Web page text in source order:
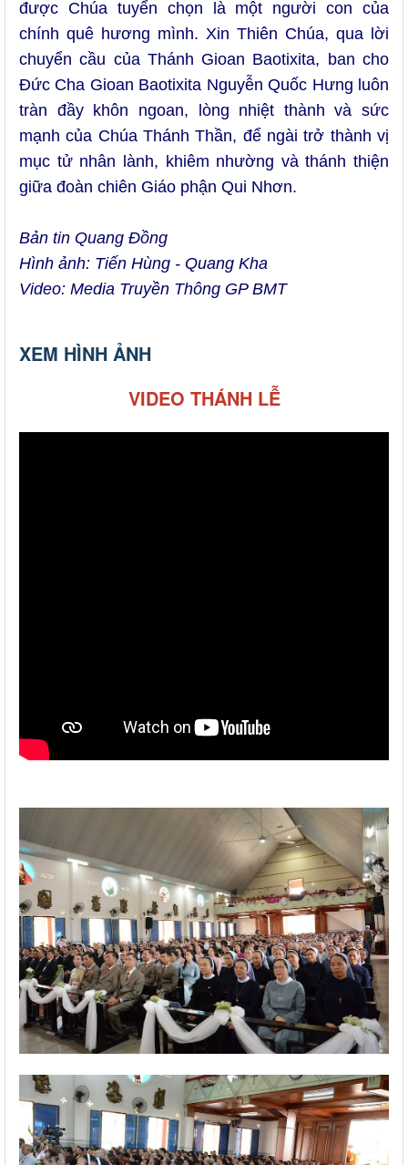
được Chúa tuyển chọn là một người con của
chính quê hương mình. Xin Thiên Chúa, qua lời
chuyển cầu của Thánh Gioan Baotixita, ban cho
Đức Cha Gioan Baotixita Nguyễn Quốc Hưng luôn
tràn đầy khôn ngoan, lòng nhiệt thành và sức
mạnh của Chúa Thánh Thần, để ngài trở thành vị
mục tử nhân lành, khiêm nhường và thánh thiện
giữa đoàn chiên Giáo phận Qui Nhơn.
Bản tin Quang Đồng
Hình ảnh: Tiến Hùng - Quang Kha
Video: Media Truyền Thông GP BMT
XEM HÌNH ẢNH
VIDEO THÁNH LỄ